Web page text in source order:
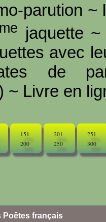
parution ~
jaquette
avec
de
~ Livre en
151-
200
201-
250
251-
300
Poêtes français